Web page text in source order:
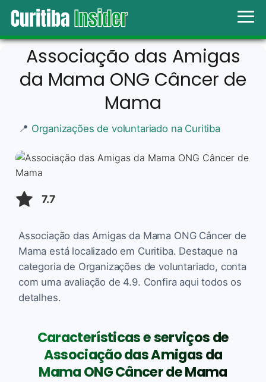
Associação das Amigas
da Mama ONG Câncer de
Mama
📍 Organizações de voluntariado na Curitiba
7.7
Associação das Amigas da Mama ONG Câncer de
Mama está localizado em Curitiba. Destaque na
categoria de Organizações de voluntariado, conta
com uma avaliação de 4.9. Confira aqui todos os
detalhes.
Características e serviços de
Associação das Amigas da
Mama ONG Câncer de Mama